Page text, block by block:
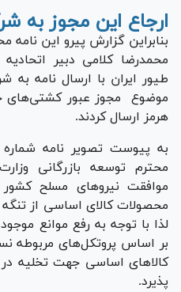
ارجاع این مجوز به
بنابراین گزارش پیرو این
محمدرضا کلامی دبیر
طیور ایران با ارسال نامه
موضوع مجوز عبور کشتی‌های
هرمز ارسال کردند.
محترم توسعه بازرگانی
موافقت نیرو‌های مسلح
محصولات کالای اساسی از
لذا با توجه به رفع موانع
بر اساس پروتکل‌های مربوطه
کالا‌های اساسی جهت تخلیه در
پذیرد.